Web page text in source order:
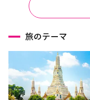
旅のテーマ